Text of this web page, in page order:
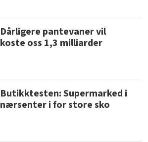
Dårligere pantevaner vil
koste oss 1,3 milliarder
Butikktesten: Supermarked i
nærsenter i for store sko